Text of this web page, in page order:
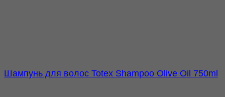
Шампунь для волос Totex Shampoo Olive Oil 750ml